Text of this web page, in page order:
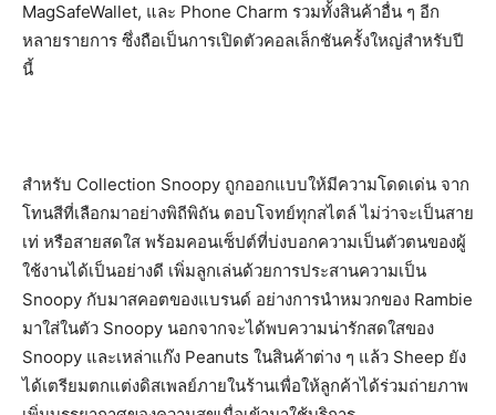
MagSafeWallet, และ Phone Charm รวมทั้งสินค้าอื่น ๆ อีก
หลายรายการ ซึ่งถือเป็นการเปิดตัวคอลเล็กชันครั้งใหญ่สำหรับปี
นี้
สำหรับ Collection Snoopy ถูกออกแบบให้มีความโดดเด่น จาก
โทนสีที่เลือกมาอย่างพิถีพิถัน ตอบโจทย์ทุกสไตล์ ไม่ว่าจะเป็นสาย
เท่ หรือสายสดใส พร้อมคอนเซ็ปต์ที่บ่งบอกความเป็นตัวตนของผู้
ใช้งานได้เป็นอย่างดี เพิ่มลูกเล่นด้วยการประสานความเป็น
Snoopy กับมาสคอตของแบรนด์ อย่างการนำหมวกของ Rambie
มาใส่ในตัว Snoopy นอกจากจะได้พบความน่ารักสดใสของ
Snoopy และเหล่าแก๊ง Peanuts ในสินค้าต่าง ๆ แล้ว Sheep ยัง
ได้เตรียมตกแต่งดิสเพลย์ภายในร้านเพื่อให้ลูกค้าได้ร่วมถ่ายภาพ